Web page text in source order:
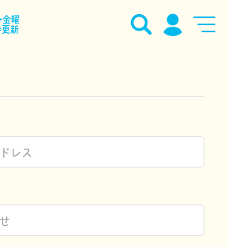
金曜
新